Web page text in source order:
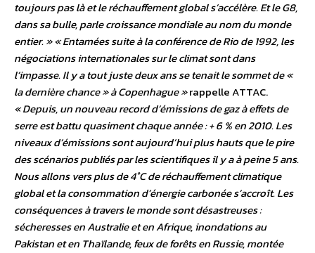
toujours pas là et le réchauffement global s’accélère. Et le G8,
dans sa bulle, parle croissance mondiale au nom du monde
entier. »« Entamées suite à la conférence de Rio de 1992, les
négociations internationales sur le climat sont dans
l’impasse. Il y a tout juste deux ans se tenait le sommet de «
la dernière chance » à Copenhague »rappelle ATTAC.
« Depuis, un nouveau record d’émissions de gaz à effets de
serre est battu quasiment chaque année : + 6 % en 2010. Les
niveaux d’émissions sont aujourd’hui plus hauts que le pire
des scénarios publiés par les scientifiques il y a à peine 5 ans.
Nous allons vers plus de 4°C de réchauffement climatique
global et la consommation d’énergie carbonée s’accroît. Les
conséquences à travers le monde sont désastreuses :
sécheresses en Australie et en Afrique, inondations au
Pakistan et en Thaïlande, feux de forêts en Russie, montée